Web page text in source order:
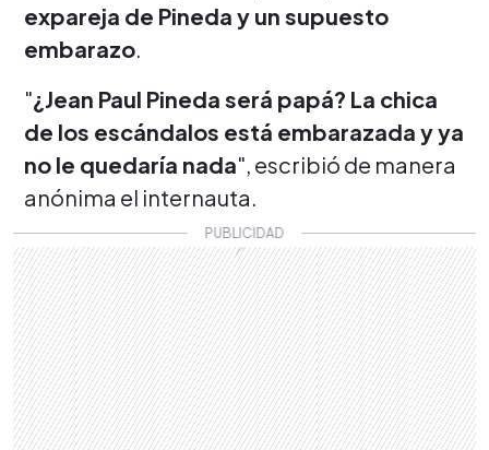
expareja de Pineda y un supuesto
embarazo.
"¿Jean Paul Pineda será papá? La chica
de los escándalos está embarazada y ya
no le quedaría nada", escribió de manera
anónima el internauta.